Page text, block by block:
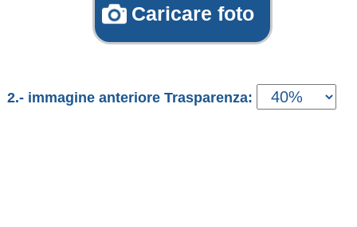
Caricare foto
2.- immagine anteriore Trasparenza: